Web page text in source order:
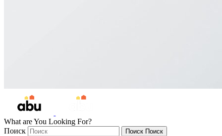
What are You Looking For?
Поиск
Поиск Поиск